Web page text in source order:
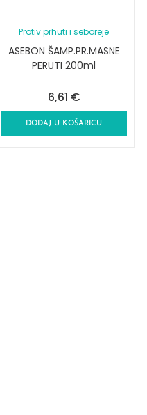
Protiv prhuti i seboreje
ASEBON ŠAMP.PR.MASNE
PERUTI 200ml
6,61 €
DODAJ U KOŠARICU